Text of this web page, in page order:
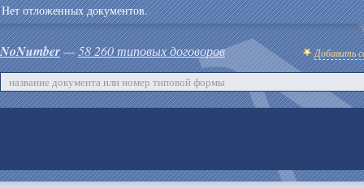
Нет отложенных документов.
NoNumber—58 260 типовых договоров Добавить